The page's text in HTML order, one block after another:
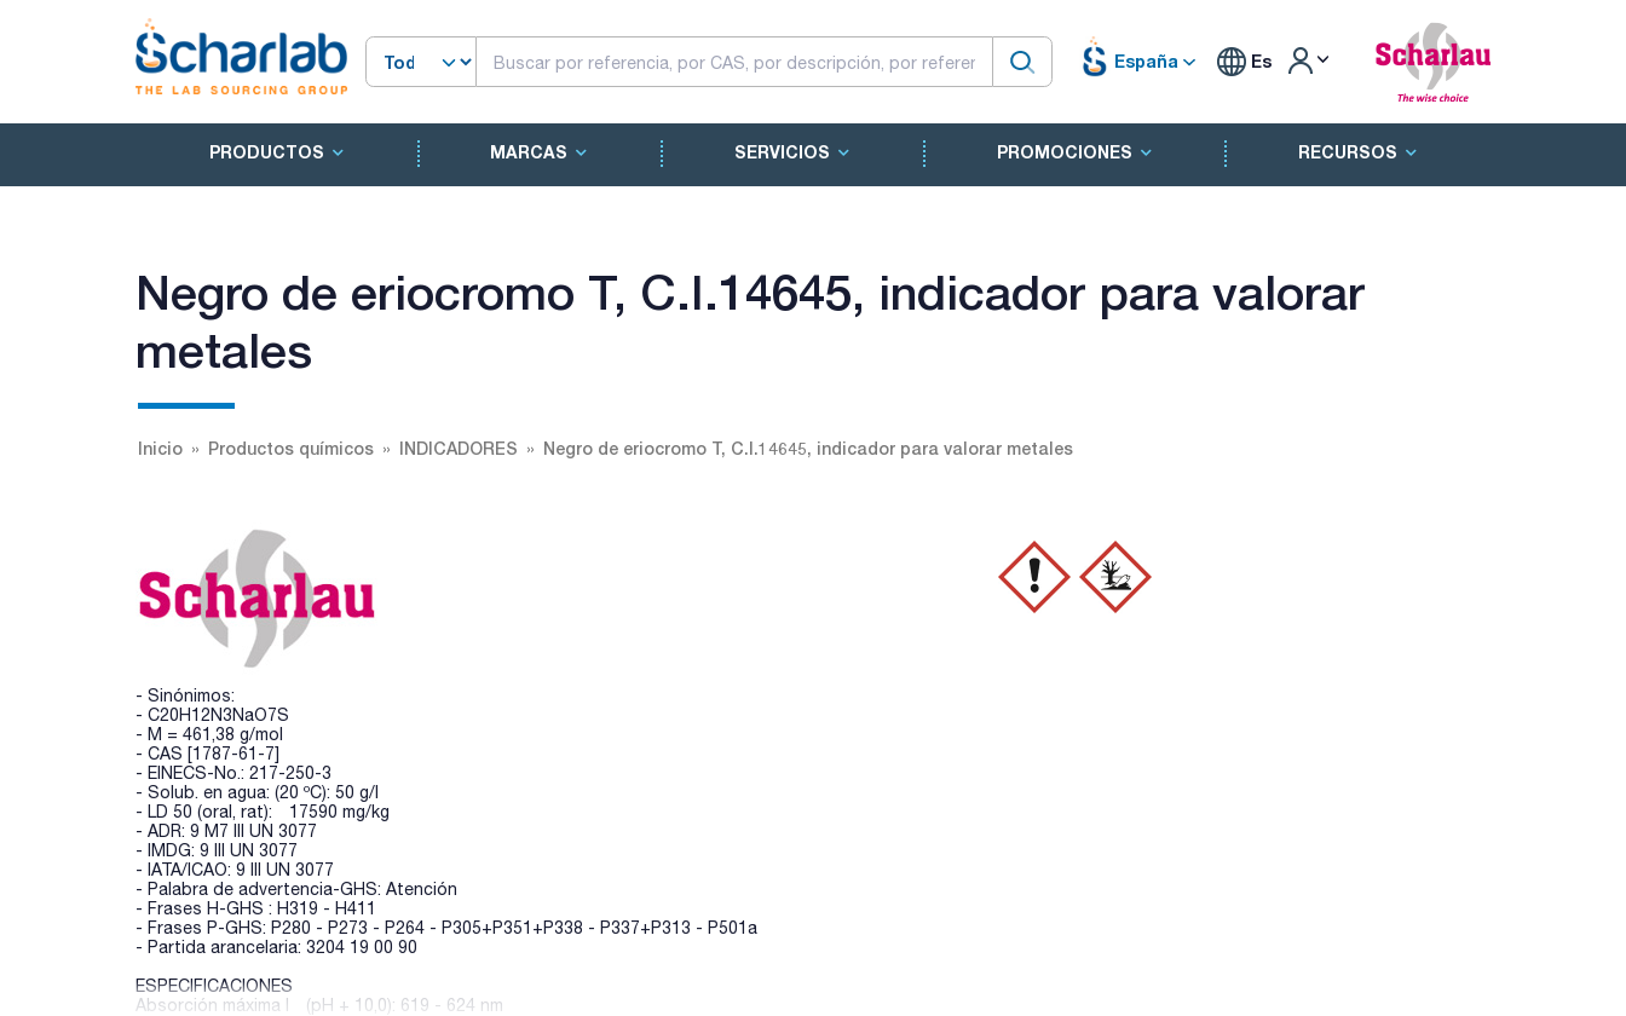
España Es
PRODUCTOS MARCAS SERVICIOS PROMOCIONES RECURSOS
Negro de eriocromo T, C.I.14645, indicador para valorar
metales
Inicio Productos químicos INDICADORES Negro de eriocromo T, C.I.14645, indicador para valorar metales
- Sinónimos:
- C20H12N3NaO7S
- M = 461,38 g/mol
- CAS [1787-61-7]
- EINECS-No.: 217-250-3
- Solub. en agua: (20 ºC): 50 g/l
- LD 50 (oral, rat): 17590 mg/kg
- ADR: 9 M7 III UN 3077
- IMDG: 9 III UN 3077
- IATA/ICAO: 9 III UN 3077
- Palabra de advertencia-GHS: Atención
- Frases H-GHS : H319 - H411
- Frases P-GHS: P280 - P273 - P264 - P305+P351+P338 - P337+P313 - P501a
- Partida arancelaria: 3204 19 00 90
ESPECIFICACIONES
Absorción máxima l (pH + 10,0): 619 - 624 nm